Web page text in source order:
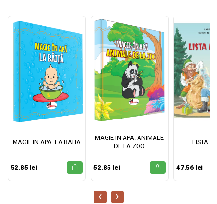
MAGIE IN APA. LA BAITA
52.85 lei
MAGIE IN APA. ANIMALE
DE LA ZOO
52.85 lei
LISTA
47.56 lei
‹ ›